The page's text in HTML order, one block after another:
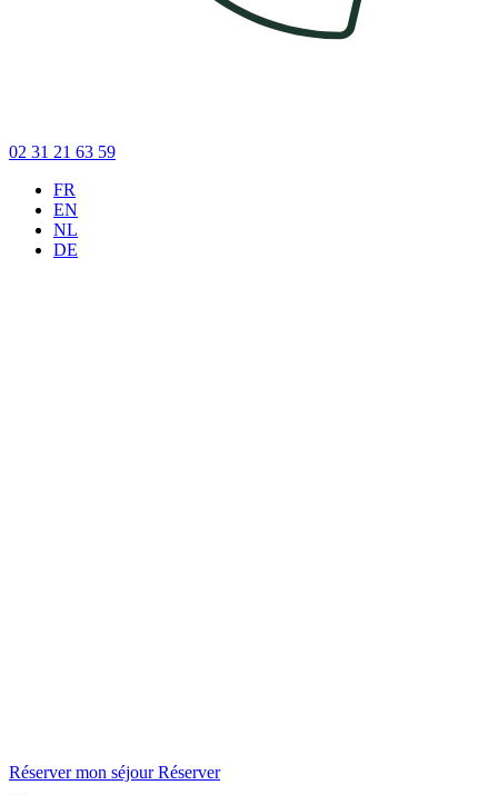
02 31 21 63 59
FR
EN
NL
DE
Réserver mon séjour Réserver